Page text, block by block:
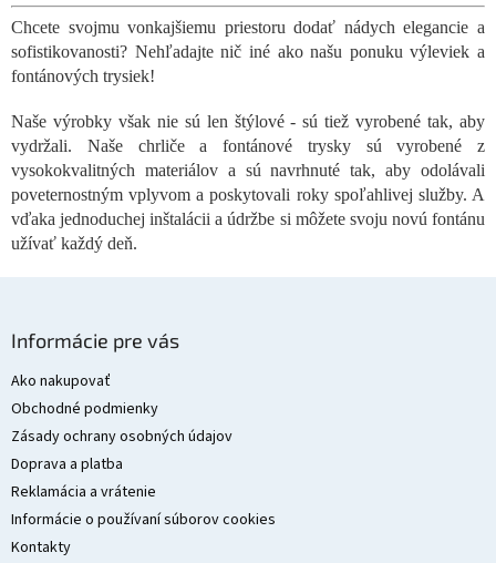
l
á
d
i
e
p
r
v
k
Chcete svojmu vonkajšiemu priestoru dodať nádych elegancie a
sofistikovanosti? Nehľadajte nič iné ako našu ponuku výleviek a
fontánových trysiek!
Naše výrobky však nie sú len štýlové - sú tiež vyrobené tak, aby
vydržali. Naše chrliče a fontánové trysky sú vyrobené z
vysokokvalitných materiálov a sú navrhnuté tak, aby odolávali
poveternostným vplyvom a poskytovali roky spoľahlivej služby. A
vďaka jednoduchej inštalácii a údržbe si môžete svoju novú fontánu
užívať každý deň.
Informácie pre vás
Ako nakupovať
Obchodné podmienky
Zásady ochrany osobných údajov
Doprava a platba
Reklamácia a vrátenie
Informácie o používaní súborov cookies
Kontakty